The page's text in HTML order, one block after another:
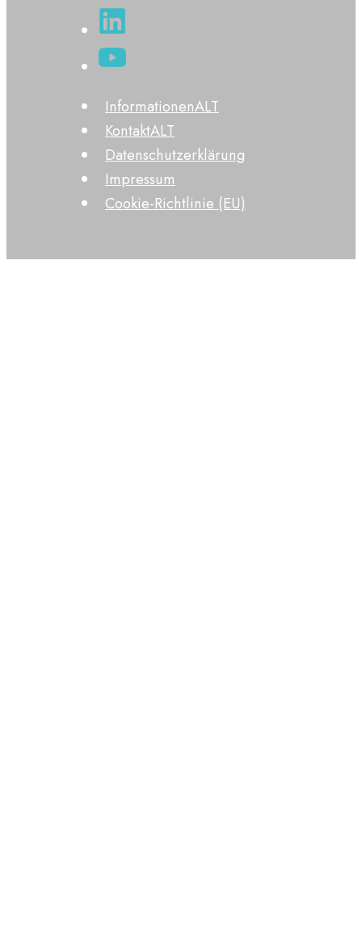
InformationenALT
KontaktALT
Datenschutzerklärung
Impressum
Cookie-Richtlinie (EU)